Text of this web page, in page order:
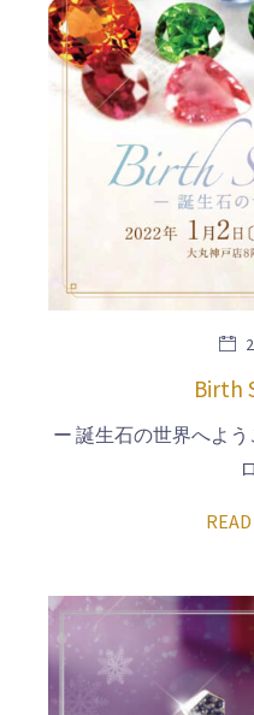
Birth
ー 誕生石の世界へよ